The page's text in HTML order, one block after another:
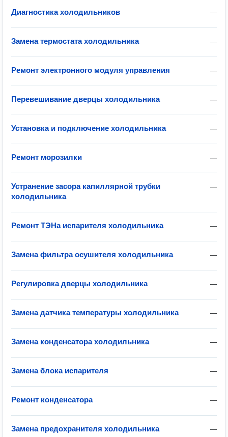
—
Диагностика холодильников
—
Замена термостата холодильника
—
Ремонт электронного модуля управления
—
Перевешивание дверцы холодильника
—
Установка и подключение холодильника
—
Ремонт морозилки
—
Устранение засора капиллярной трубки
холодильника
—
Ремонт ТЭНа испарителя холодильника
—
Замена фильтра осушителя холодильника
—
Регулировка дверцы холодильника
—
Замена датчика температуры холодильника
—
Замена конденсатора холодильника
—
Замена блока испарителя
—
Ремонт конденсатора
—
Замена предохранителя холодильника